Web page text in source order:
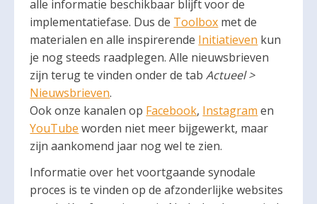
alle informatie beschikbaar blijft voor de
implementatiefase. Dus de Toolbox met de
materialen en alle inspirerende Initiatieven kun
je nog steeds raadplegen. Alle nieuwsbrieven
zijn terug te vinden onder de tabActueel >
Nieuwsbrieven.
Ook onze kanalen op Facebook, Instagram en
YouTube worden niet meer bijgewerkt, maar
zijn aankomend jaar nog wel te zien.
Informatie over het voortgaande synodale
proces is te vinden op de afzonderlijke websites